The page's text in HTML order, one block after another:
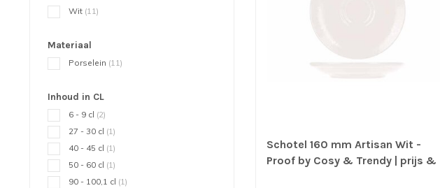
Wit (11)
Materiaal
Porselein (11)
Inhoud in CL
6 - 9 cl (2)
27 - 30 cl (1)
40 - 45 cl (1)
50 - 60 cl (1)
90 - 100,1 cl (1)
Schotel 160 mm Artisan Wit -
Proof by Cosy & Trendy | prijs &